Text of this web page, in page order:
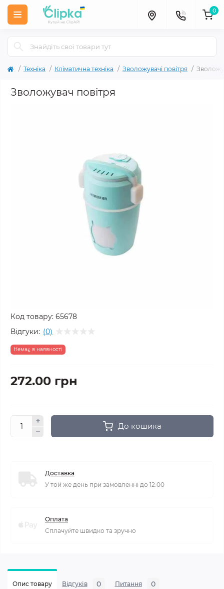
0
Техніка Кліматична техніка Зволожувачі повітря
Зволожувач повітря
Код товару: 65678
Відгуки: (0)
Немає в наявності
272.00 грн
До кошика
Доставка
У той же день при замовленні до 12:00
Оплата
Сплачуйте швидко та зручно
Опис товару Відгуків 0 Питання 0